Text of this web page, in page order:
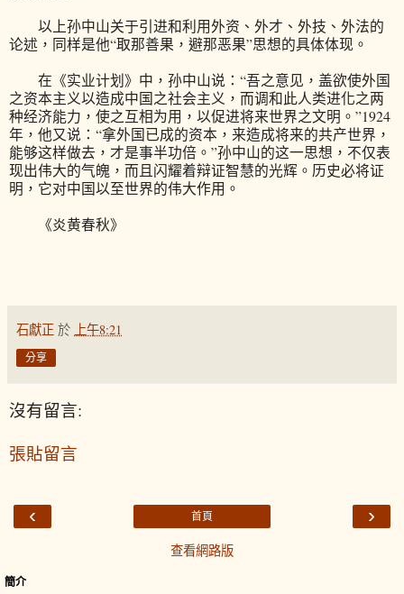
以上孙中山关于引进和利用外资、外才、外技、外法的
论述，同样是他“取那善果，避那恶果”思想的具体体现。
在《实业计划》中，孙中山说：“吾之意见，盖欲使外国
之资本主义以造成中国之社会主义，而调和此人类进化之两
种经济能力，使之互相为用，以促进将来世界之文明。”1924
年，他又说：“拿外国已成的资本，来造成将来的共产世界，
能够这样做去，才是事半功倍。”孙中山的这一思想，不仅表
现出伟大的气魄，而且闪耀着辩证智慧的光辉。历史必将证
明，它对中国以至世界的伟大作用。
《炎黄春秋》
石獻正 於 上午8:21
分享
沒有留言:
張貼留言
‹ ›
首頁
查看網路版
簡介